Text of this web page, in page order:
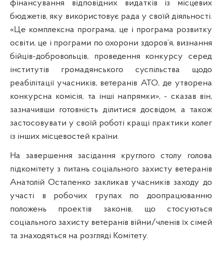
фінансування відповідних видатків із місцевих
бюджетів, яку використовує рада у своїй діяльності.
«Це комплексна програма, це і програма розвитку
освіти, це і програми по охорони здоров’я, визнання
бійців-добровольців, проведення конкурсу серед
інститутів громадянського суспільства щодо
реабілітації учасників, ветеранів АТО, де утворена
конкурсна комісія, та інші напрямки», - сказав він,
зазначивши готовність ділитися досвідом, а також
застосовувати у своїй роботі кращі практики колег
із інших місцевостей країни.
На завершення засідання круглого столу голова
підкомітету з питань соціального захисту ветеранів
Анатолій Остапенко закликав учасників заходу до
участі в робочих групах по доопрацюванню
положень проектів законів, що стосуються
соціального захисту ветеранів війни/членів їх сімей
та знаходяться на розгляді Комітету.